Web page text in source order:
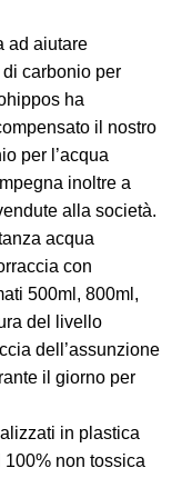
ad aiutare
di carbonio per
ha
il nostro
per l’acqua
inoltre a
alla società.
acqua
con
500ml, 800ml,
del livello
dell’assunzione
il giorno per
in plastica
non tossica